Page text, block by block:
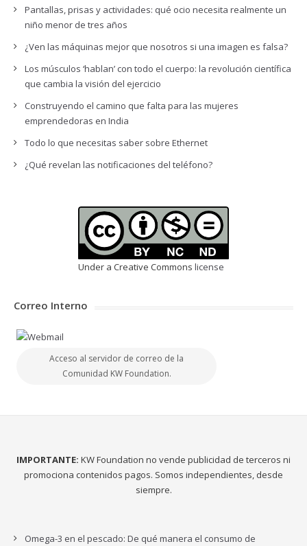
Pantallas, prisas y actividades: qué ocio necesita realmente un
niño menor de tres años
¿Ven las máquinas mejor que nosotros si una imagen es falsa?
Los músculos ‘hablan’ con todo el cuerpo: la revolución científica
que cambia la visión del ejercicio
Construyendo el camino que falta para las mujeres
emprendedoras en India
Todo lo que necesitas saber sobre Ethernet
¿Qué revelan las notificaciones del teléfono?
Under a Creative Commons license
Correo Interno
Acceso al servidor de correo de la
Comunidad KW Foundation.
IMPORTANTE: KW Foundation no vende publicidad de terceros ni
promociona contenidos pagos. Somos independientes, desde
siempre.
Omega-3 en el pescado: De qué manera el consumo de